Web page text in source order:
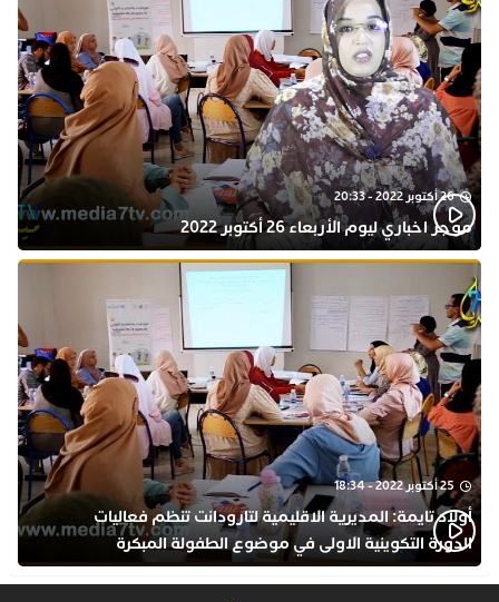
26 أكتوبر 2022 - 20:33
موجز اخباري ليوم الأربعاء 26 أكتوبر 2022
25 أكتوبر 2022 - 18:34
أولاد تايمة: المديرية الاقليمية لتارودانت تنظم فعاليات
الدورة التكوينية الاولى في موضوع الطفولة المبكرة
بمركز التكوين ثانوية الحسن الثاني التأهيلية